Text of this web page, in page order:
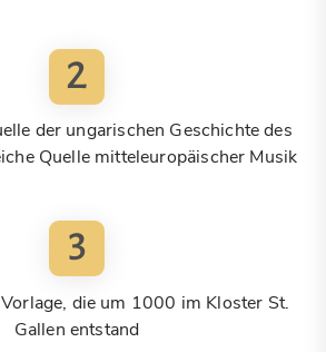
2
der ungarischen Geschichte des
Quelle mitteleuropäischer Musik
3
die um 1000 im Kloster St.
Gallen entstand